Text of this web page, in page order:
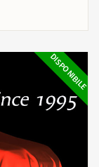
DISPONIBILE